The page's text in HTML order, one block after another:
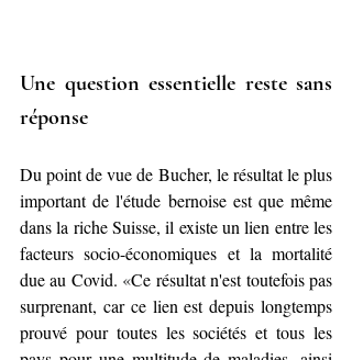
Une question essentielle reste sans
réponse
Du point de vue de Bucher, le résultat le plus
important de l'étude bernoise est que même
dans la riche Suisse, il existe un lien entre les
facteurs socio-économiques et la mortalité
due au Covid. «Ce résultat n'est toutefois pas
surprenant, car ce lien est depuis longtemps
prouvé pour toutes les sociétés et tous les